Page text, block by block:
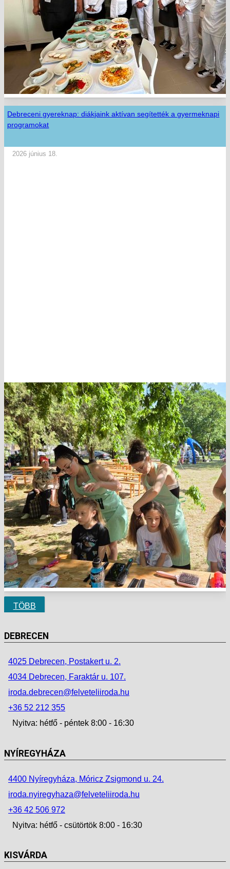
Debreceni gyereknap: diákjaink aktívan segítették a gyermeknapi
programokat
2026 június 18.
TÖBB
DEBRECEN
4025 Debrecen, Postakert u. 2.
4034 Debrecen, Faraktár u. 107.
iroda.debrecen@felveteliiroda.hu
+36 52 212 355
Nyitva: hétfő - péntek 8:00 - 16:30
NYÍREGYHÁZA
4400 Nyíregyháza, Móricz Zsigmond u. 24.
iroda.nyiregyhaza@felveteliiroda.hu
+36 42 506 972
Nyitva: hétfő - csütörtök 8:00 - 16:30
KISVÁRDA